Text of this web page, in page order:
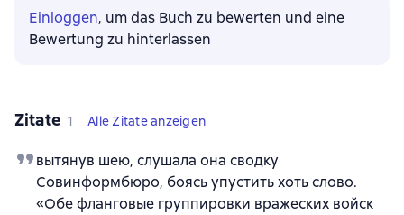
Einloggen, um das Buch zu bewerten und eine
Bewertung zu hinterlassen
Zitate 1 Alle Zitate anzeigen
вытянув шею, слушала она сводку
Совинформбюро, боясь упустить хоть слово.
«Обе фланговые группировки вражеских войск